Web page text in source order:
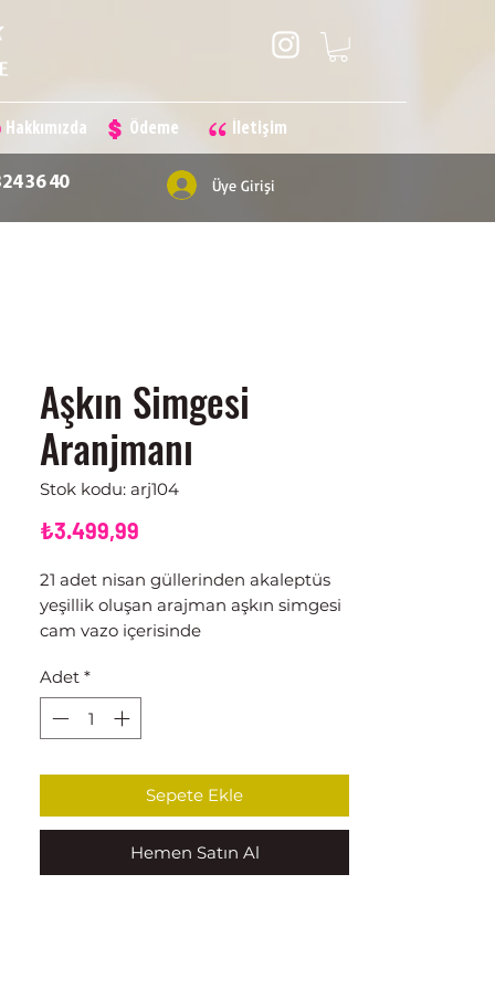
Hakkımızda Ödeme İletişim
Üye Girişi
36 40
Aşkın Simgesi
Aranjmanı
Stok kodu: arj104
₺3.499,99
21 adet nisan güllerinden akaleptüs
yeşillik oluşan arajman aşkın simgesi
cam vazo içerisinde
Adet *
Sepete Ekle
Hemen Satın Al